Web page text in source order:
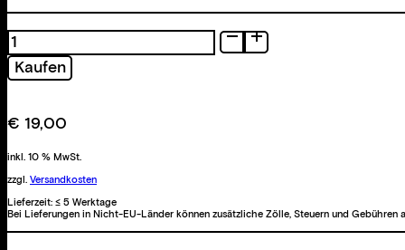
Romania
Menge
Kaufen
€ 19,00
inkl. 10 % MwSt.
zzgl. Versandkosten
Lieferzeit: ≤ 5 Werktage
Bei Lieferungen in Nicht-EU-Länder können zusätzliche Zölle, Steuern und Gebühren